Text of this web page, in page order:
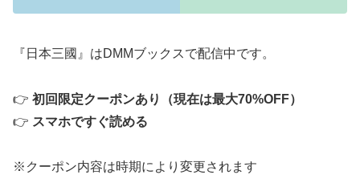
『日本三國』はDMMブックスで配信中です。
👉 初回限定クーポンあり（現在は最大70%OFF）
👉 スマホですぐ読める
※クーポン内容は時期により変更されます